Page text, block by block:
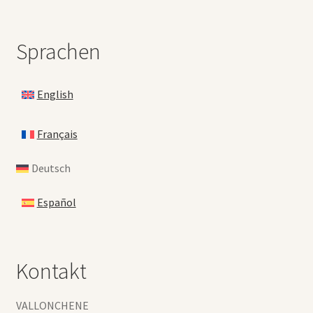
Sprachen
English
Français
Deutsch
Español
Kontakt
VALLONCHENE